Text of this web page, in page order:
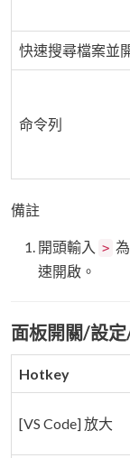
快速搜尋檔案並
命令列
備註
開頭輸入 >
速開啟。
面板開關/設
Hotkey
[VS Code] 放大